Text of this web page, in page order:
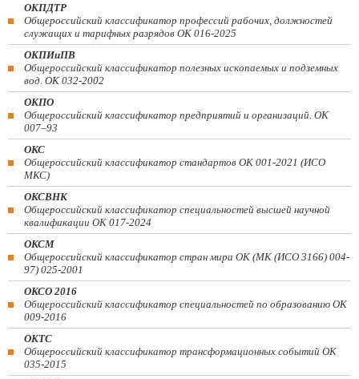
ОКПДТР
Общероссийский классификатор профессий рабочих, должностей
служащих и тарифных разрядов ОК 016-2025
ОКПИиПВ
Общероссийский классификатор полезных ископаемых и подземных
вод. ОК 032-2002
ОКПО
Общероссийский классификатор предприятий и организаций. ОК
007–93
ОКС
Общероссийский классификатор стандартов ОК 001-2021 (ИСО
МКС)
ОКСВНК
Общероссийский классификатор специальностей высшей научной
квалификации ОК 017-2024
ОКСМ
Общероссийский классификатор стран мира ОК (МК (ИСО 3166) 004-
97) 025-2001
ОКСО 2016
Общероссийский классификатор специальностей по образованию ОК
009-2016
ОКТС
Общероссийский классификатор трансформационных событий ОК
035-2015